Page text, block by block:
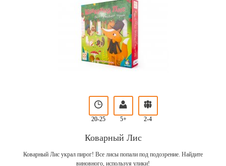
20-25 5+ 2-4
Коварный Лис
Коварный Лис украл пирог! Все лисы попали под подозрение. Найдите
виновного, используя улики!